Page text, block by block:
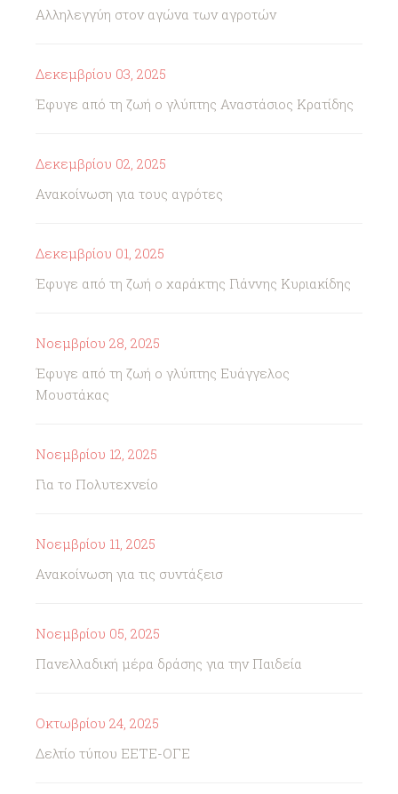
Αλληλεγγύη στον αγώνα των αγροτών
Δεκεμβρίου 03, 2025
Έφυγε από τη ζωή ο γλύπτης Αναστάσιος Κρατίδης
Δεκεμβρίου 02, 2025
Ανακοίνωση για τους αγρότες
Δεκεμβρίου 01, 2025
Έφυγε από τη ζωή ο χαράκτης Γιάννης Κυριακίδης
Νοεμβρίου 28, 2025
Έφυγε από τη ζωή ο γλύπτης Ευάγγελος
Μουστάκας
Νοεμβρίου 12, 2025
Για το Πολυτεχνείο
Νοεμβρίου 11, 2025
Ανακοίνωση για τις συντάξεισ
Νοεμβρίου 05, 2025
Πανελλαδική μέρα δράσης για την Παιδεία
Οκτωβρίου 24, 2025
Δελτίο τύπου ΕΕΤΕ-ΟΓΕ